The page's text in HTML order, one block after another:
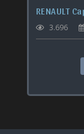
RENAULT
3.696